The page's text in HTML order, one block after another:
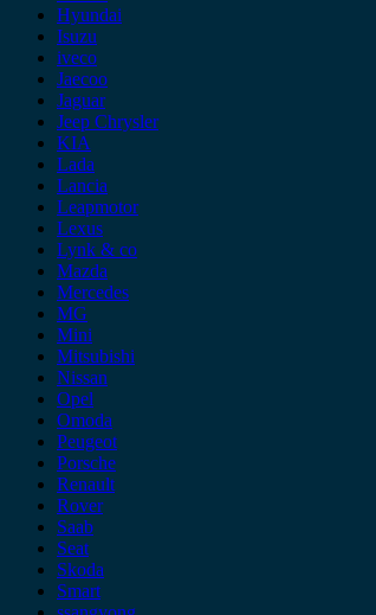
Hyundai
Isuzu
iveco
Jaecoo
Jaguar
Jeep Chrysler
KIA
Lada
Lancia
Leapmotor
Lexus
Lynk & co
Mazda
Mercedes
MG
Mini
Mitsubishi
Nissan
Opel
Omoda
Peugeot
Porsche
Renault
Rover
Saab
Seat
Skoda
Smart